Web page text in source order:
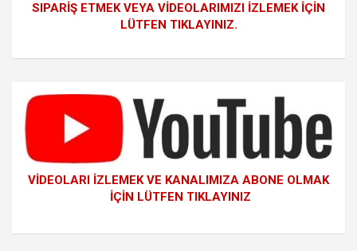
SIPARİŞ ETMEK VEYA VİDEOLARIMIZI İZLEMEK İÇİN
LÜTFEN TIKLAYINIZ.
VİDEOLARI İZLEMEK VE KANALIMIZA ABONE OLMAK
İÇİN LÜTFEN TIKLAYINIZ